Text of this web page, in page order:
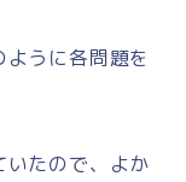
うに各問題を
たので、よか